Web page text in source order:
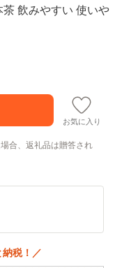
飲みやすい 使いや
お気に入り
合、返礼品は贈答され
税！／